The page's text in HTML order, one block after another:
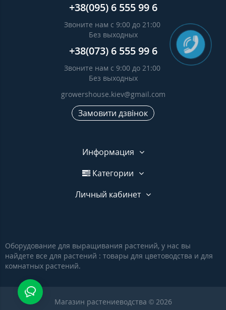
+38(095) 6 555 99 6
Звоните нам с 9:00 до 21:00
Без выходных
+38(073) 6 555 99 6
Звоните нам с 9:00 до 21:00
Без выходных
growershouse.kiev@gmail.com
Замовити дзвінок
Информация
Категории
Личный кабинет
Оборудование для выращивания растений, у нас вы
найдете все для растений : товары для цветоводства и для
комнатных растений.
Магазин растениеводства © 2026